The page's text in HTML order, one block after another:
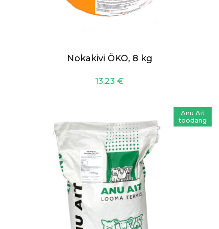
Nokakivi ÖKO, 8 kg
13,23 €
Anu Ait
toodang